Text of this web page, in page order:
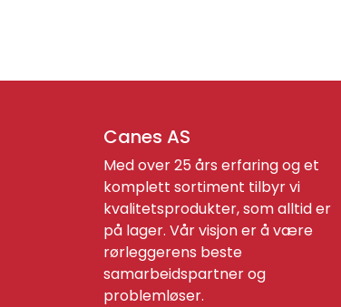
Canes AS
Med over 25 års erfaring og et
komplett sortiment tilbyr vi
kvalitetsprodukter, som alltid er
på lager. Vår visjon er å være
rørleggerens beste
samarbeidspartner og
problemløser.